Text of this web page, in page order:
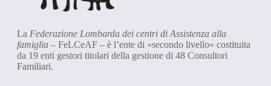
La Federazione Lombarda dei centri di Assistenza alla
famiglia – FeLCeAF – è l’ente di «secondo livello» costituita
da 19 enti gestori titolari della gestione di 48 Consultori
Familiari.